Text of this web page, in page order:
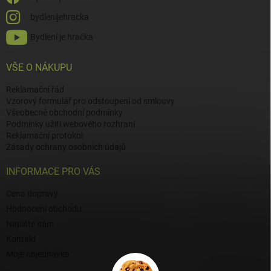
bydlenijehracka
Bydlení je hračka
VŠE O NÁKUPU
Reklamační řád
Vzorový formulář pro odstoupení od smlouvy
Všeobecné obchodní podmínky
Podmínky užití webového rozhraní
Reklamační protokol
Zásady ochrany osobních údajů
INFORMACE PRO VÁS